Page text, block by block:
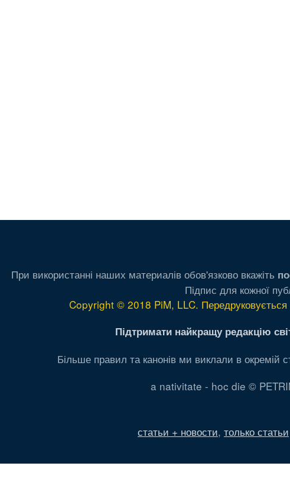
При використанні наших материалів обов'язково вкажіть
Підпис для кожної
Copyright © 2018 PiM, LLC. Передруковується
Підтримати найкращу редакцію
Більше правил та канонів ми виклали в окремій
a nativitate - hoc die ©
статьи + новости, только статьи